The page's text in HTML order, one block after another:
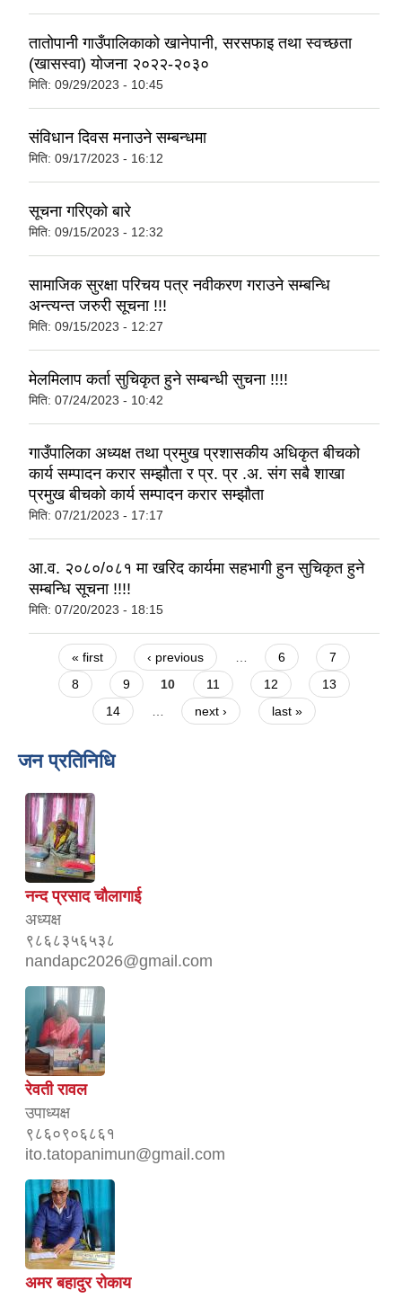
ताताेपानी गाउँपालिकाको खानेपानी, सरसफाइ तथा स्वच्छता
(खासस्वा) योजना २०२२-२०३०
मिति: 09/29/2023 - 10:45
संविधान दिवस मनाउने सम्बन्धमा
मिति: 09/17/2023 - 16:12
सूचना गरिएको बारे
मिति: 09/15/2023 - 12:32
सामाजिक सुरक्षा परिचय पत्र नवीकरण गराउने सम्बन्धि
अन्त्यन्त जरुरी सूचना !!!
मिति: 09/15/2023 - 12:27
मेलमिलाप कर्ता सुचिकृत हुने सम्बन्धी सुचना !!!!
मिति: 07/24/2023 - 10:42
गाउँपालिका अध्यक्ष तथा प्रमुख प्रशासकीय अधिकृत बीचको
कार्य सम्पादन करार सम्झौता र प्र. प्र .अ. संग सबै शाखा
प्रमुख बीचको कार्य सम्पादन करार सम्झौता
मिति: 07/21/2023 - 17:17
आ.व. २०८०/०८१ मा खरिद कार्यमा सहभागी हुन सुचिकृत हुने
सम्बन्धि सूचना !!!!
मिति: 07/20/2023 - 18:15
Pages
« first ‹ previous 6
7
8
9 10 11 12
13
14
next › last »
जन प्रतिनिधि
नन्द प्रसाद चौलागाई
अध्यक्ष
९८६८३५६५३८
nandapc2026@gmail.com
रेवती रावल
उपाध्यक्ष
९८६०९०६८६१
ito.tatopanimun@gmail.com
अमर बहादुर रोकाय